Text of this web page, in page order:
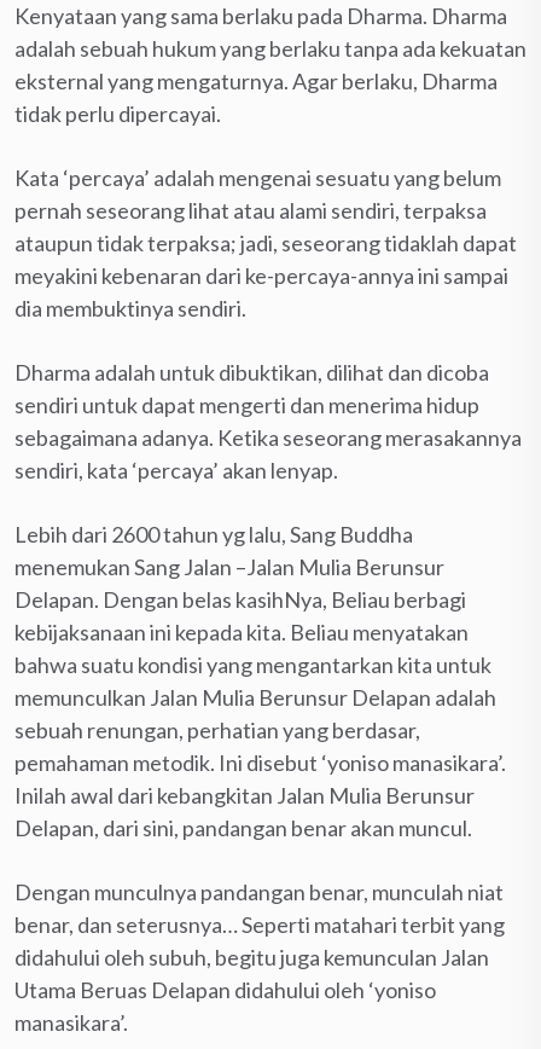
Kenyataan yang sama berlaku pada Dharma. Dharma
adalah sebuah hukum yang berlaku tanpa ada kekuatan
eksternal yang mengaturnya. Agar berlaku, Dharma
tidak perlu dipercayai.
Kata ‘percaya’ adalah mengenai sesuatu yang belum
pernah seseorang lihat atau alami sendiri, terpaksa
ataupun tidak terpaksa; jadi, seseorang tidaklah dapat
meyakini kebenaran dari ke-percaya-annya ini sampai
dia membuktinya sendiri.
Dharma adalah untuk dibuktikan, dilihat dan dicoba
sendiri untuk dapat mengerti dan menerima hidup
sebagaimana adanya. Ketika seseorang merasakannya
sendiri, kata ‘percaya’ akan lenyap.
Lebih dari 2600 tahun yg lalu, Sang Buddha
menemukan Sang Jalan –Jalan Mulia Berunsur
Delapan. Dengan belas kasihNya, Beliau berbagi
kebijaksanaan ini kepada kita. Beliau menyatakan
bahwa suatu kondisi yang mengantarkan kita untuk
memunculkan Jalan Mulia Berunsur Delapan adalah
sebuah renungan, perhatian yang berdasar,
pemahaman metodik. Ini disebut ‘yoniso manasikara’.
Inilah awal dari kebangkitan Jalan Mulia Berunsur
Delapan, dari sini, pandangan benar akan muncul.
Dengan munculnya pandangan benar, munculah niat
benar, dan seterusnya… Seperti matahari terbit yang
didahului oleh subuh, begitu juga kemunculan Jalan
Utama Beruas Delapan didahului oleh ‘yoniso
manasikara’.